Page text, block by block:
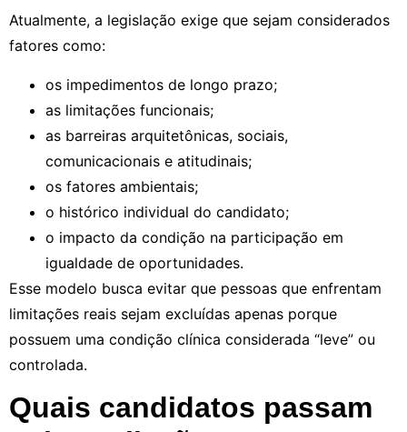
Atualmente, a legislação exige que sejam considerados
fatores como:
os impedimentos de longo prazo;
as limitações funcionais;
as barreiras arquitetônicas, sociais,
comunicacionais e atitudinais;
os fatores ambientais;
o histórico individual do candidato;
o impacto da condição na participação em
igualdade de oportunidades.
Esse modelo busca evitar que pessoas que enfrentam
limitações reais sejam excluídas apenas porque
possuem uma condição clínica considerada “leve” ou
controlada.
Quais candidatos passam